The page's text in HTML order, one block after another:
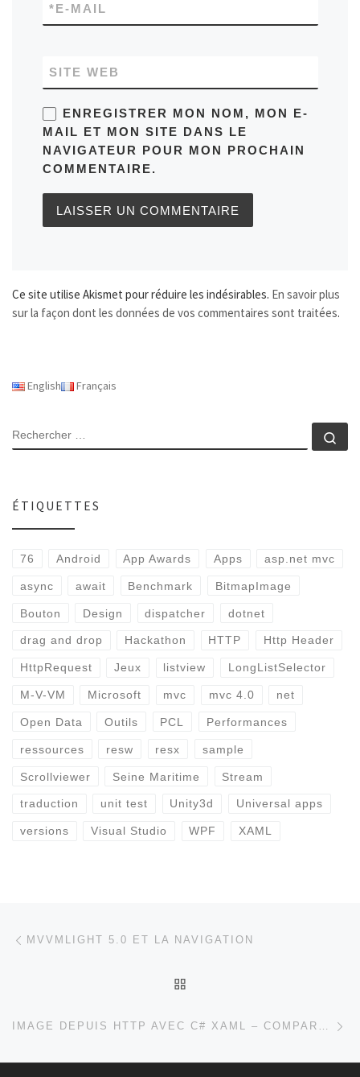
E-MAIL
*
SITE WEB
ENREGISTRER MON NOM, MON E-
MAIL ET MON SITE DANS LE
NAVIGATEUR POUR MON PROCHAIN
COMMENTAIRE.
Ce site utilise Akismet pour réduire les indésirables. En savoir plus
sur la façon dont les données de vos commentaires sont traitées.
English Français
RECHERCHER
ÉTIQUETTES
76 Android App Awards Apps asp.net mvc
async await Benchmark BitmapImage
Bouton Design dispatcher dotnet
drag and drop Hackathon HTTP Http Header
HttpRequest Jeux listview LongListSelector
M-V-VM Microsoft mvc mvc 4.0 net
Open Data Outils PCL Performances
ressources resw resx sample
Scrollviewer Seine Maritime Stream
traduction unit test Unity3d Universal apps
versions Visual Studio WPF XAML
Parcourir les articles
MVVMLIGHT 5.0 ET LA NAVIGATION